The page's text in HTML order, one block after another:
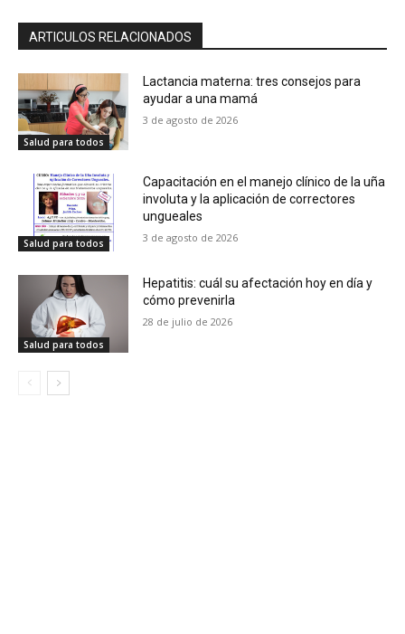
ARTICULOS RELACIONADOS
Salud para todos
Lactancia materna: tres consejos para
ayudar a una mamá
3 de agosto de 2026
Salud para todos
Capacitación en el manejo clínico de la uña
involuta y la aplicación de correctores
ungueales
3 de agosto de 2026
Salud para todos
Hepatitis: cuál su afectación hoy en día y
cómo prevenirla
28 de julio de 2026